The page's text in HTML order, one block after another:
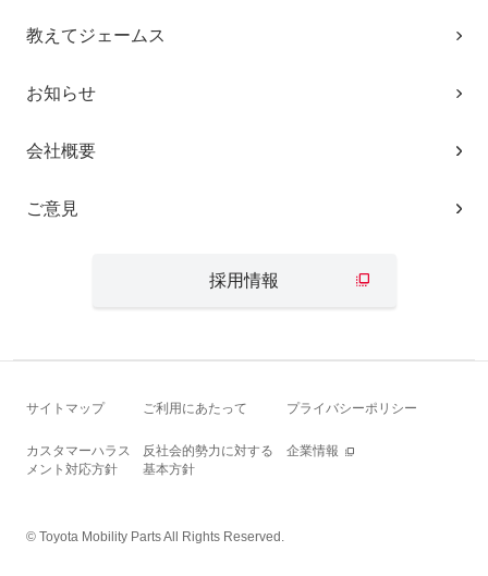
教えてジェームス
お知らせ
会社概要
ご意見
採用情報
サイトマップ ご利用にあたって プライバシーポリシー
カスタマーハラス
メント対応方針
反社会的勢力に対する
基本方針
企業情報
© Toyota Mobility Parts All Rights Reserved.